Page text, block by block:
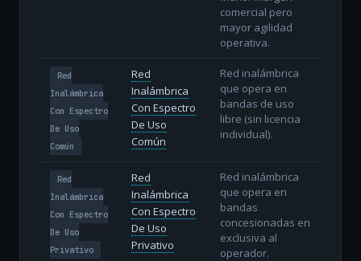
comercial pero
mayor agilidad
operativa.
Red
Inalámbrica
Con Espectro
De Uso
Común
Red
Inalámbrica
Con Espectro
De Uso
Común
Red inalámbrica
que opera en
bandas de uso
libre (sin licencia
individual).
Red
Inalámbrica
Con Espectro
De Uso
Privativo
Red
Inalámbrica
Con Espectro
De Uso
Privativo
Red inalámbrica
que opera en
bandas
concesionadas en
exclusiva al
operador.